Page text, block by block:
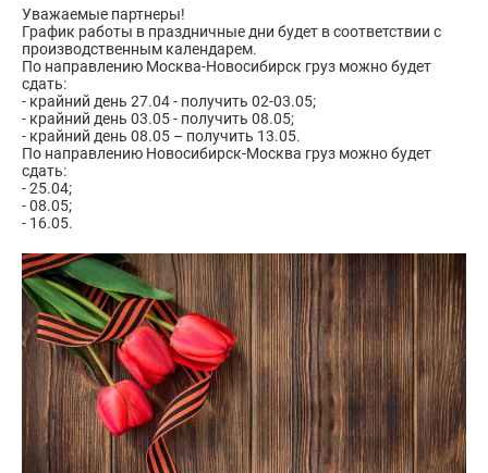
Уважаемые партнеры!
График работы в праздничные дни будет в соответствии с
производственным календарем.
По направлению Москва-Новосибирск груз можно будет
сдать:
- крайний день 27.04 - получить 02-03.05;
- крайний день 03.05 - получить 08.05;
- крайний день 08.05 – получить 13.05.
По направлению Новосибирск-Москва груз можно будет
сдать:
- 25.04;
- 08.05;
- 16.05.